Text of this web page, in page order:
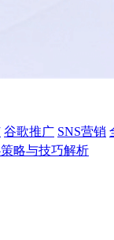
谷歌推广 SNS营销
略与技巧解析